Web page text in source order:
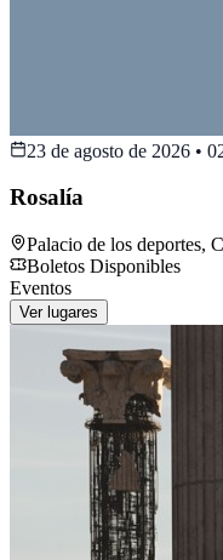
23 de agosto de 2026 •
Rosalía
Palacio de los deportes,
Boletos Disponibles
Eventos
Ver lugares